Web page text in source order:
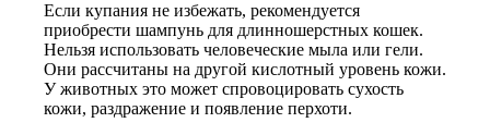
Если купания не избежать, рекомендуется
приобрести шампунь для длинношерстных кошек.
Нельзя использовать человеческие мыла или гели.
Они рассчитаны на другой кислотный уровень кожи.
У животных это может спровоцировать сухость
кожи, раздражение и появление перхоти.